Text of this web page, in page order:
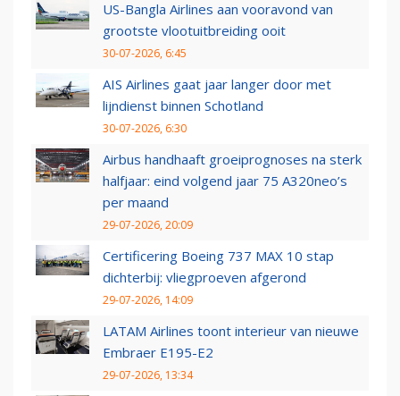
US-Bangla Airlines aan vooravond van
grootste vlootuitbreiding ooit
30-07-2026, 6:45
AIS Airlines gaat jaar langer door met
lijndienst binnen Schotland
30-07-2026, 6:30
Airbus handhaaft groeiprognoses na sterk
halfjaar: eind volgend jaar 75 A320neo’s
per maand
29-07-2026, 20:09
Certificering Boeing 737 MAX 10 stap
dichterbij: vliegproeven afgerond
29-07-2026, 14:09
LATAM Airlines toont interieur van nieuwe
Embraer E195-E2
29-07-2026, 13:34